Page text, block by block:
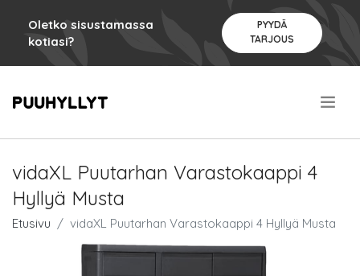
Oletko sisustamassa
kotiasi?
PYYDÄ
TARJOUS
vidaXL Puutarhan Varastokaappi 4
Hyllyä Musta
Etusivu vidaXL Puutarhan Varastokaappi 4 Hyllyä Musta